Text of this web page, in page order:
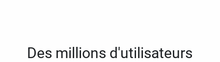
Des millions d'utilisateurs